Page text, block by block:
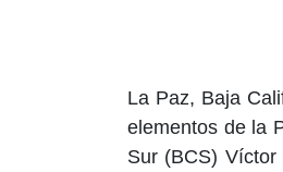
La Paz, Baja
elementos de la
Sur (BCS)